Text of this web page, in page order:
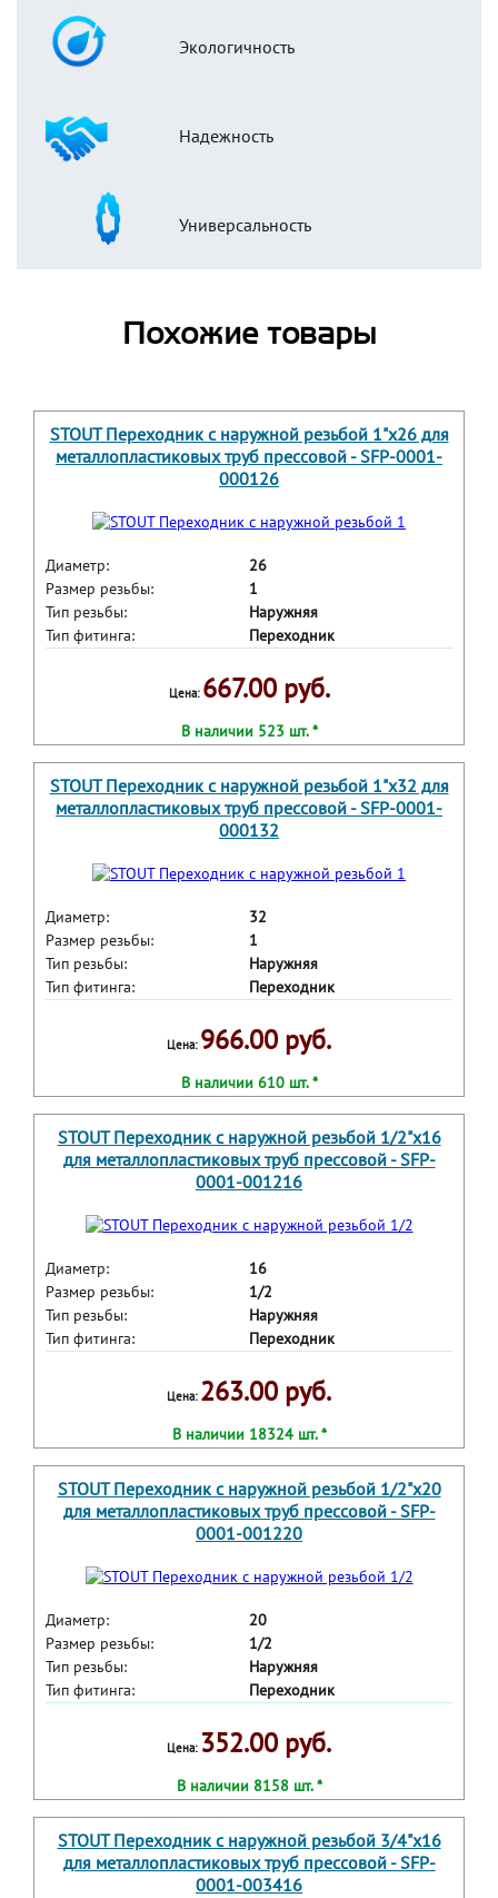
Экологичность
Надежность
Универсальность
Похожие товары
STOUT Переходник с наружной резьбой 1"х26 для
металлопластиковых труб прессовой - SFP-0001-
000126
Диаметр:
26
Размер резьбы:
1
Тип резьбы:
Наружняя
Тип фитинга:
Переходник
Цена: 667.00 руб.
В наличии 523 шт. *
STOUT Переходник с наружной резьбой 1"х32 для
металлопластиковых труб прессовой - SFP-0001-
000132
Диаметр:
32
Размер резьбы:
1
Тип резьбы:
Наружняя
Тип фитинга:
Переходник
Цена: 966.00 руб.
В наличии 610 шт. *
STOUT Переходник с наружной резьбой 1/2"х16
для металлопластиковых труб прессовой - SFP-
0001-001216
Диаметр:
16
Размер резьбы:
1/2
Тип резьбы:
Наружняя
Тип фитинга:
Переходник
Цена: 263.00 руб.
В наличии 18324 шт. *
STOUT Переходник с наружной резьбой 1/2"х20
для металлопластиковых труб прессовой - SFP-
0001-001220
Диаметр:
20
Размер резьбы:
1/2
Тип резьбы:
Наружняя
Тип фитинга:
Переходник
Цена: 352.00 руб.
В наличии 8158 шт. *
STOUT Переходник с наружной резьбой 3/4"x16
для металлопластиковых труб прессовой - SFP-
0001-003416